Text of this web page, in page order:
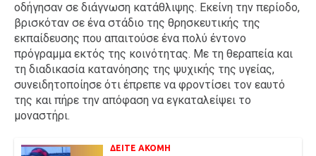
οδήγησαν σε διάγνωση κατάθλιψης. Εκείνη την περίοδο,
βρισκόταν σε ένα στάδιο της θρησκευτικής της
εκπαίδευσης που απαιτούσε ένα πολύ έντονο
πρόγραμμα εκτός της κοινότητας. Με τη θεραπεία και
τη διαδικασία κατανόησης της ψυχικής της υγείας,
συνειδητοποίησε ότι έπρεπε να φροντίσει τον εαυτό
της και πήρε την απόφαση να εγκαταλείψει το
μοναστήρι.
ΔΕΙΤΕ ΑΚΟΜΗ